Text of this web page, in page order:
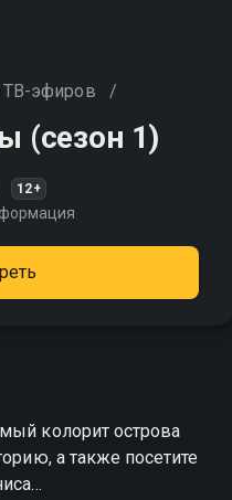
ТВ-эфиров /
(сезон 1)
12+
колорит острова
а также посетите